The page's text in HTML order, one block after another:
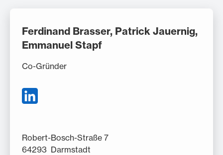
Ferdinand Brasser, Patrick Jauernig,
Emmanuel Stapf
Co-Gründer
Robert-Bosch-Straße 7
64293 Darmstadt